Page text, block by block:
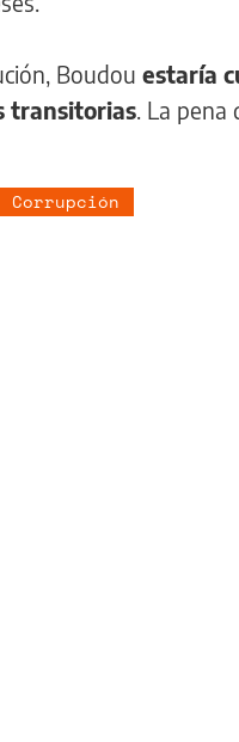
Boudou estaría
transitorias . La
Corrupción